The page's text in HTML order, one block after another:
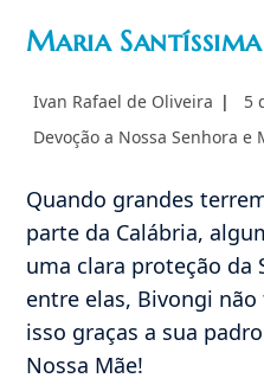
Maria
Autor
post:
Ivan Rafael de Oliveira
5
Categoria
Devoção a Nossa Senhora e
Quando grandes
parte da Calábria,
uma clara proteção da
entre elas, Bivongi
isso graças a sua
Nossa Mãe!